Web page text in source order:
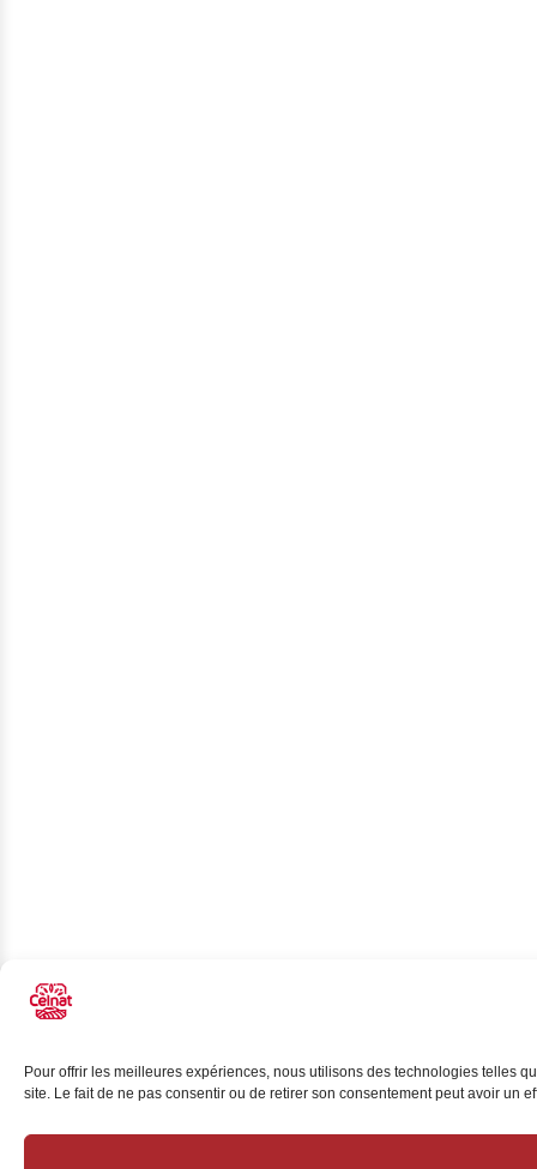
Pour offrir les meilleures expériences, nous utilisons des technologies telles
site. Le fait de ne pas consentir ou de retirer son consentement peut avoir un